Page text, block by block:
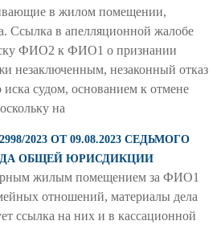
в жилом помещении,
Ссылка в апелляционной жалобе
ФИО2 к ФИО1 о признании
незаключенным, незаконный отказ
судом, основанием к отмене
на
2023 ОТ 09.08.2023 СЕДЬМОГО
ОБЩЕЙ ЮРИСДИКЦИИ
жилым помещением за ФИО1
отношений, материалы дела
ссылка на них и в кассационной